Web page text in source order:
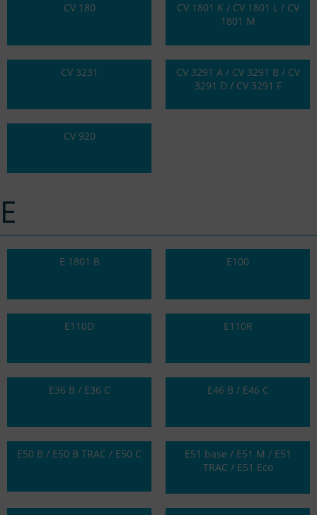
CV 180
CV 1801 K / CV 1801 L / CV
1801 M
CV 3231
CV 3291 A / CV 3291 B / CV
3291 D / CV 3291 F
CV 920
E
E 1801 B E100
E110D E110R
E36 B / E36 C E46 B / E46 C
E50 B / E50 B TRAC / E50 C
E51 base / E51 M / E51
TRAC / E51 Eco